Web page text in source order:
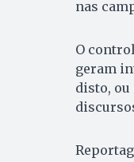
nas
O
geram
disto, ou